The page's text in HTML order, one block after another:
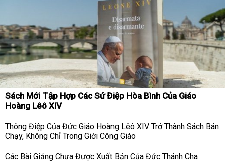
Sách Mới Tập Hợp Các Sứ Điệp Hòa Bình Của Giáo
Hoàng Lêô XIV
Thông Điệp Của Đức Giáo Hoàng Lêô XIV Trở Thành Sách Bán
Chạy, Không Chỉ Trong Giới Công Giáo
Các Bài Giảng Chưa Được Xuất Bản Của Đức Thánh Cha